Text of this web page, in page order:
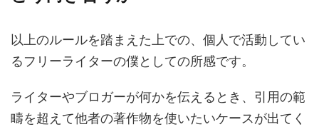
以上のルールを踏まえた上での、個人で活動してい
るフリーライターの僕としての所感です。
ライターやブロガーが何かを伝えるとき、引用の範
疇を超えて他者の著作物を使いたいケースが出てく